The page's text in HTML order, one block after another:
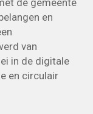
en
van
in de digitale
en circulair